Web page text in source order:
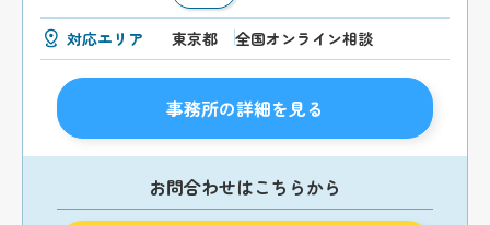
対応エリア 東京都 全国オンライン相談
事務所の詳細を見る
お問合わせはこちらから